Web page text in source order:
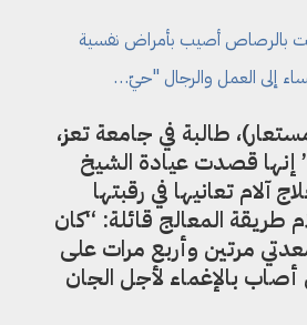
بالرصاص أصيب بأمراض نفسية
إلى العمل والرجال "حيّ…
طالبة في جامعة تعز،
إنها قصدت عيادة الشيخ
آلام تعانيها في رقبتها
المعالج قائلة: “كان
مرتين وأربع مرات على
بالإغماء لأجل الجان